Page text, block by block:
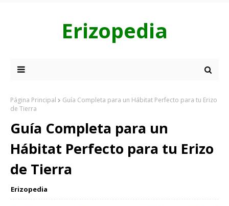
Erizopedia
Página Principal
Guía Completa para un Hábitat Perfecto para tu Erizo
de Tierra
Guía Completa para un
Hábitat Perfecto para tu Erizo
de Tierra
Erizopedia